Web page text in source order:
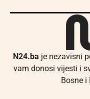
N24.ba je nezavisni
vam donosi vijesti i
Bosne i